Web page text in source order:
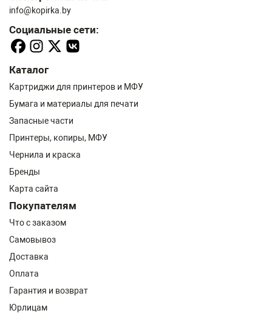
info@kopirka.by
Социальные сети:
Каталог
Картриджи для принтеров и МФУ
Бумага и материалы для печати
Запасные части
Принтеры, копиры, МФУ
Чернила и краска
Бренды
Карта сайта
Покупателям
Что с заказом
Самовывоз
Доставка
Оплата
Гарантия и возврат
Юрлицам